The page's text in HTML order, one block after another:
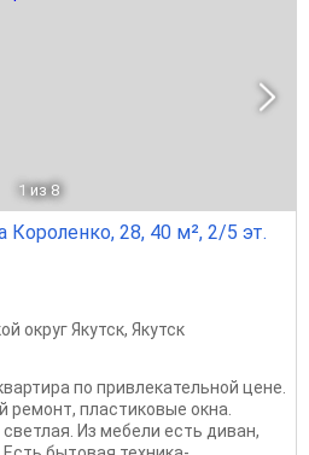
1 из 8
Короленко, 28, 40 м², 2/5 эт.
округ Якутск, Якутск
по привлекательной цене.
ремонт, пластиковые окна.
Из мебели есть диван,